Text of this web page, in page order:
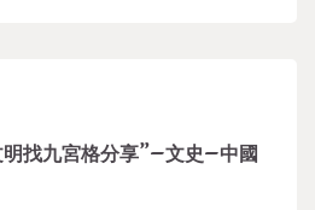
找九宮格分享”–文史–中國